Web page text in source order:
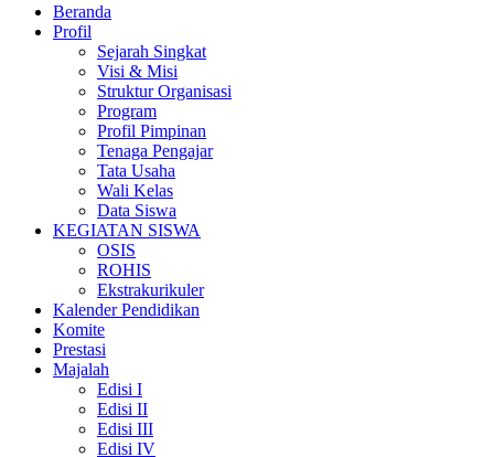
Beranda
Profil
Sejarah Singkat
Visi & Misi
Struktur Organisasi
Program
Profil Pimpinan
Tenaga Pengajar
Tata Usaha
Wali Kelas
Data Siswa
KEGIATAN SISWA
OSIS
ROHIS
Ekstrakurikuler
Kalender Pendidikan
Komite
Prestasi
Majalah
Edisi I
Edisi II
Edisi III
Edisi IV